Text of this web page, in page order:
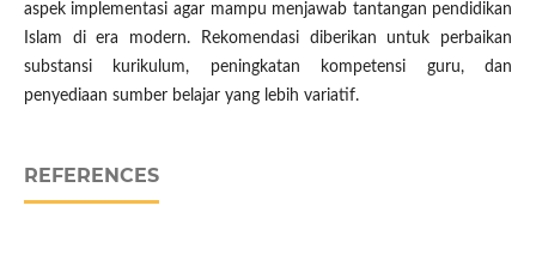
aspek implementasi agar mampu menjawab tantangan pendidikan
Islam di era modern. Rekomendasi diberikan untuk perbaikan
substansi kurikulum, peningkatan kompetensi guru, dan
penyediaan sumber belajar yang lebih variatif.
REFERENCES